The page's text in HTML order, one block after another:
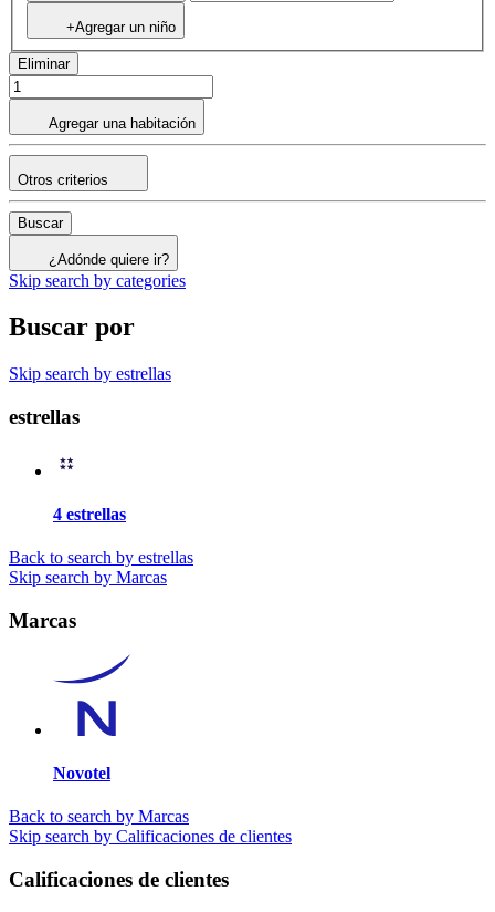
+Agregar un niño
Eliminar
Agregar una habitación
Otros criterios
Buscar
¿Adónde quiere ir?
Skip search by categories
Buscar por
Skip search by estrellas
estrellas
4 estrellas
Back to search by estrellas
Skip search by Marcas
Marcas
Novotel
Back to search by Marcas
Skip search by Calificaciones de clientes
Calificaciones de clientes